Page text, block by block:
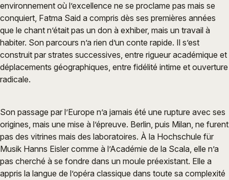
environnement où l’excellence ne se proclame pas mais se
conquiert, Fatma Said a compris dès ses premières années
que le chant n’était pas un don à exhiber, mais un travail à
habiter. Son parcours n’a rien d’un conte rapide. Il s’est
construit par strates successives, entre rigueur académique et
déplacements géographiques, entre fidélité intime et ouverture
radicale.
Son passage par l’Europe n’a jamais été une rupture avec ses
origines, mais une mise à l’épreuve. Berlin, puis Milan, ne furent
pas des vitrines mais des laboratoires. À la Hochschule für
Musik Hanns Eisler comme à l’Académie de la Scala, elle n’a
pas cherché à se fondre dans un moule préexistant. Elle a
appris la langue de l’opéra classique dans toute sa complexité